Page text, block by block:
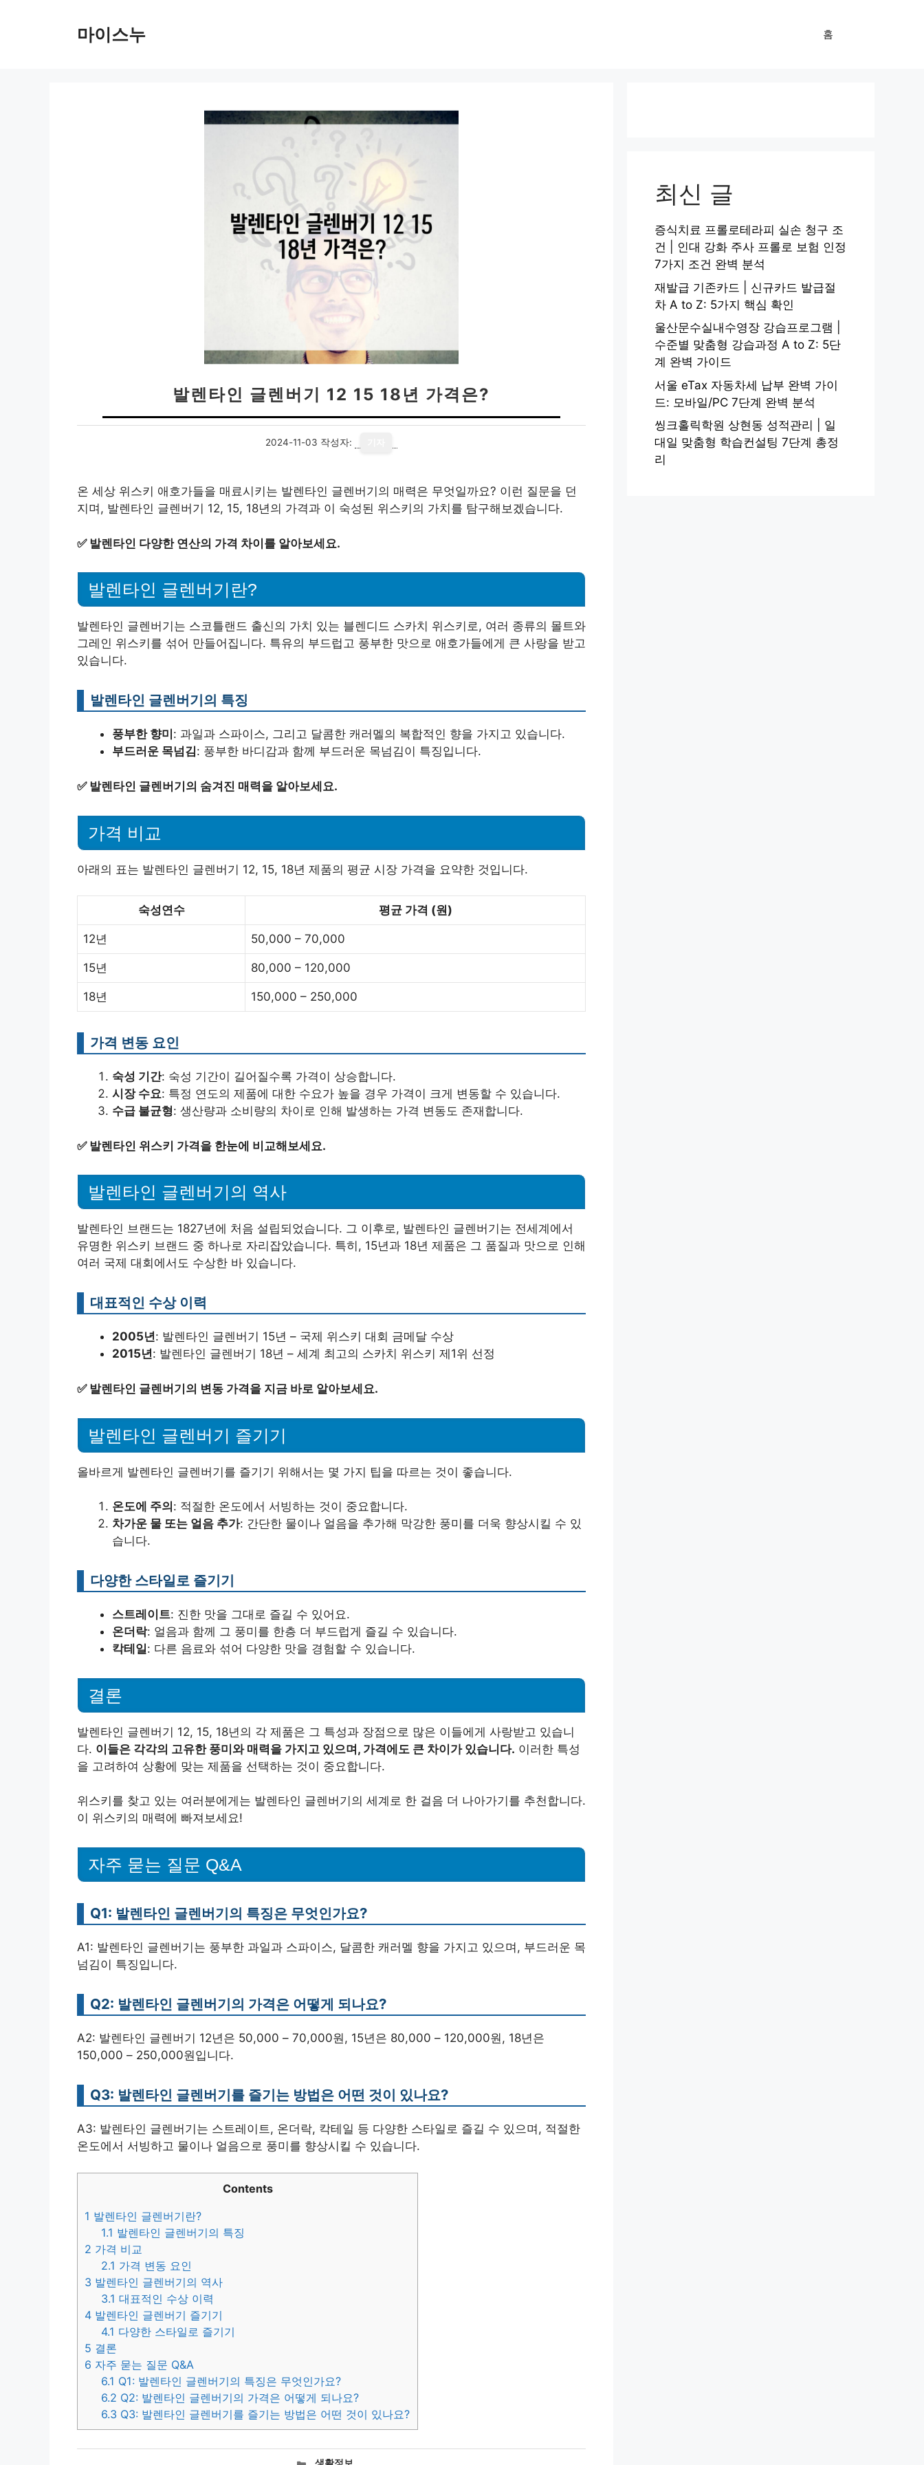
마이스누 홈
발렌타인 글렌버기 12 15 18년 가격은?
2024-11-03 작성자:
온 세상 위스키 애호가들을 매료시키는 발렌타인 글렌버기의 매력은 무엇일까요? 이런 질문을 던
지며, 발렌타인 글렌버기 12, 15, 18년의 가격과 이 숙성된 위스키의 가치를 탐구해보겠습니다.
✅ 발렌타인 다양한 연산의 가격 차이를 알아보세요.
발렌타인 글렌버기란?
발렌타인 글렌버기는 스코틀랜드 출신의 가치 있는 블렌디드 스카치 위스키로, 여러 종류의 몰트와
그레인 위스키를 섞어 만들어집니다. 특유의 부드럽고 풍부한 맛으로 애호가들에게 큰 사랑을 받고
있습니다.
발렌타인 글렌버기의 특징
풍부한 향미 : 과일과 스파이스, 그리고 달콤한 캐러멜의 복합적인 향을 가지고 있습니다.
부드러운 목넘김: 풍부한 바디감과 함께 부드러운 목넘김이 특징입니다.
✅ 발렌타인 글렌버기의 숨겨진 매력을 알아보세요.
가격 비교
아래의 표는 발렌타인 글렌버기 12, 15, 18년 제품의 평균 시장 가격을 요약한 것입니다.
숙성연수 평균 가격 (원)
12년 50,000 – 70,000
15년 80,000 – 120,000
18년 150,000 – 250,000
가격 변동 요인
숙성 기간: 숙성 기간이 길어질수록 가격이 상승합니다.
시장 수요: 특정 연도의 제품에 대한 수요가 높을 경우 가격이 크게 변동할 수 있습니다.
수급 불균형: 생산량과 소비량의 차이로 인해 발생하는 가격 변동도 존재합니다.
✅ 발렌타인 위스키 가격을 한눈에 비교해보세요.
발렌타인 글렌버기의 역사
발렌타인 브랜드는 1827년에 처음 설립되었습니다. 그 이후로, 발렌타인 글렌버기는 전세계에서
유명한 위스키 브랜드 중 하나로 자리잡았습니다. 특히, 15년과 18년 제품은 그 품질과 맛으로 인해
여러 국제 대회에서도 수상한 바 있습니다.
대표적인 수상 이력
2005년: 발렌타인 글렌버기 15년 – 국제 위스키 대회 금메달 수상
2015년: 발렌타인 글렌버기 18년 – 세계 최고의 스카치 위스키 제1위 선정
✅ 발렌타인 글렌버기의 변동 가격을 지금 바로 알아보세요.
발렌타인 글렌버기 즐기기
올바르게 발렌타인 글렌버기를 즐기기 위해서는 몇 가지 팁을 따르는 것이 좋습니다.
온도에 주의 : 적절한 온도에서 서빙하는 것이 중요합니다.
차가운 물 또는 얼음 추가: 간단한 물이나 얼음을 추가해 막강한 풍미를 더욱 향상시킬 수 있
습니다.
다양한 스타일로 즐기기
스트레이트: 진한 맛을 그대로 즐길 수 있어요.
온더락: 얼음과 함께 그 풍미를 한층 더 부드럽게 즐길 수 있습니다.
칵테일: 다른 음료와 섞어 다양한 맛을 경험할 수 있습니다.
결론
발렌타인 글렌버기 12, 15, 18년의 각 제품은 그 특성과 장점으로 많은 이들에게 사랑받고 있습니
다. 이들은 각각의 고유한 풍미와 매력을 가지고 있으며, 가격에도 큰 차이가 있습니다. 이러한 특성
을 고려하여 상황에 맞는 제품을 선택하는 것이 중요합니다.
위스키를 찾고 있는 여러분에게는 발렌타인 글렌버기의 세계로 한 걸음 더 나아가기를 추천합니다.
이 위스키의 매력에 빠져보세요!
자주 묻는 질문 Q&A
Q1: 발렌타인 글렌버기의 특징은 무엇인가요?
A1: 발렌타인 글렌버기는 풍부한 과일과 스파이스, 달콤한 캐러멜 향을 가지고 있으며, 부드러운 목
넘김이 특징입니다.
Q2: 발렌타인 글렌버기의 가격은 어떻게 되나요?
A2: 발렌타인 글렌버기 12년은 50,000 – 70,000원, 15년은 80,000 – 120,000원, 18년은
150,000 – 250,000원입니다.
Q3: 발렌타인 글렌버기를 즐기는 방법은 어떤 것이 있나요?
A3: 발렌타인 글렌버기는 스트레이트, 온더락, 칵테일 등 다양한 스타일로 즐길 수 있으며, 적절한
온도에서 서빙하고 물이나 얼음으로 풍미를 향상시킬 수 있습니다.
Contents
1 발렌타인 글렌버기란?
1.1 발렌타인 글렌버기의 특징
2 가격 비교
2.1 가격 변동 요인
3 발렌타인 글렌버기의 역사
3.1 대표적인 수상 이력
4 발렌타인 글렌버기 즐기기
4.1 다양한 스타일로 즐기기
5 결론
6 자주 묻는 질문 Q&A
6.1 Q1: 발렌타인 글렌버기의 특징은 무엇인가요?
6.2 Q2: 발렌타인 글렌버기의 가격은 어떻게 되나요?
6.3 Q3: 발렌타인 글렌버기를 즐기는 방법은 어떤 것이 있나요?
카생활정보
최신 글
증식치료 프롤로테라피 실손 청구 조
건 | 인대 강화 주사 프롤로 보험 인정
7가지 조건 완벽 분석
재발급 기존카드 | 신규카드 발급절
차 A to Z: 5가지 핵심 확인
울산문수실내수영장 강습프로그램 |
수준별 맞춤형 강습과정 A to Z: 5단
계 완벽 가이드
서울 eTax 자동차세 납부 완벽 가이
드: 모바일/PC 7단계 완벽 분석
씽크홀릭학원 상현동 성적관리 | 일
대일 맞춤형 학습컨설팅 7단계 총정
리